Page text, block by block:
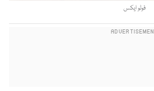
فوٹو ایکس